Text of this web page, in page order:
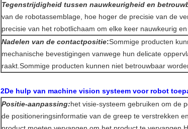
Tegenstrijdigheid tussen nauwkeurigheid en
van de robotassemblage, hoe hoger de precisie van de
precisie van het robotlichaam om elke keer nauwkeurig
Nadelen van de contactpositie:Sommige producten
mechanische bevestigingen vanwege hun delicate
raakt.Sommige producten kunnen niet betrouwbaar
2De hulp van machine vision systeem voor robot
Positie-aanpassing:het visie-systeem gebruiken om de
de positioneringsinformatie van de greep te verstrekken